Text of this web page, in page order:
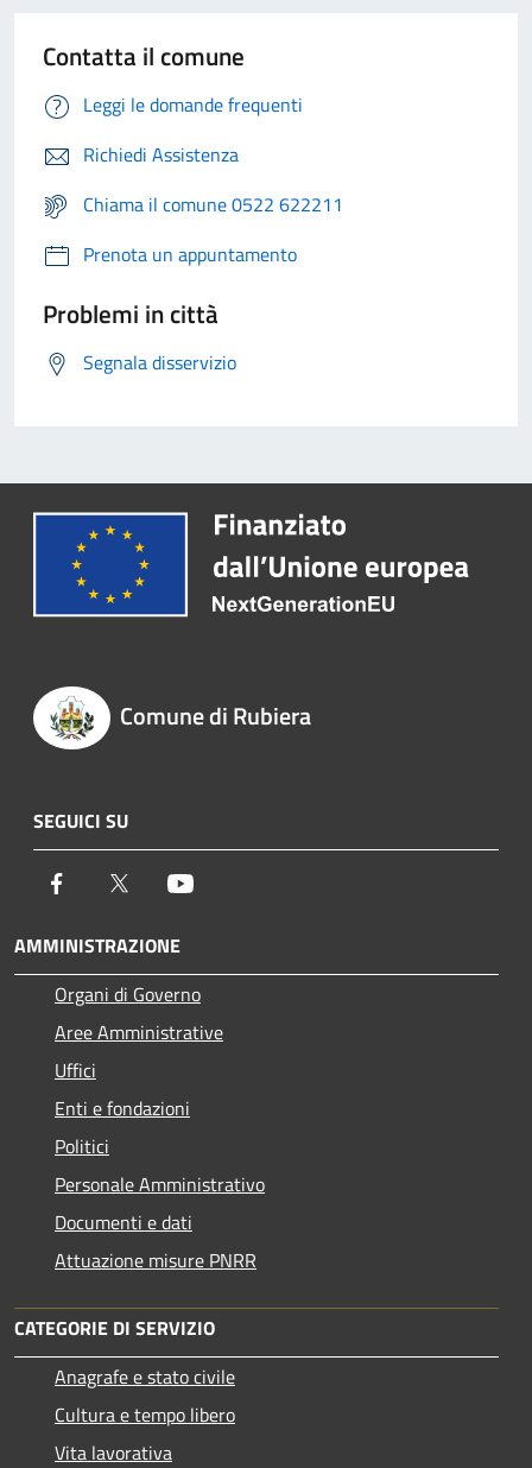
Contatta il comune
Leggi le domande frequenti
Richiedi Assistenza
Chiama il comune 0522 622211
Prenota un appuntamento
Problemi in città
Segnala disservizio
Comune di Rubiera
SEGUICI SU
Facebook Twitter
AMMINISTRAZIONE
Organi di Governo
Aree Amministrative
Uffici
Enti e fondazioni
Politici
Personale Amministrativo
Documenti e dati
Attuazione misure PNRR
CATEGORIE DI SERVIZIO
Anagrafe e stato civile
Cultura e tempo libero
Vita lavorativa